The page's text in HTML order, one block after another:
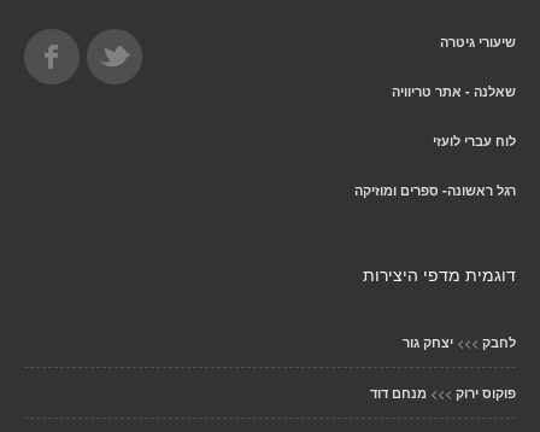
שיעורי גיטרה
שאלנה - אתר טריוויה
לוח עברי לועזי
רגל ראשונה- ספרים ומוזיקה
דוגמית מדפי היצירות
לחבק >>> יצחק גור
פוקוס ירוק >>> מנחם דוד